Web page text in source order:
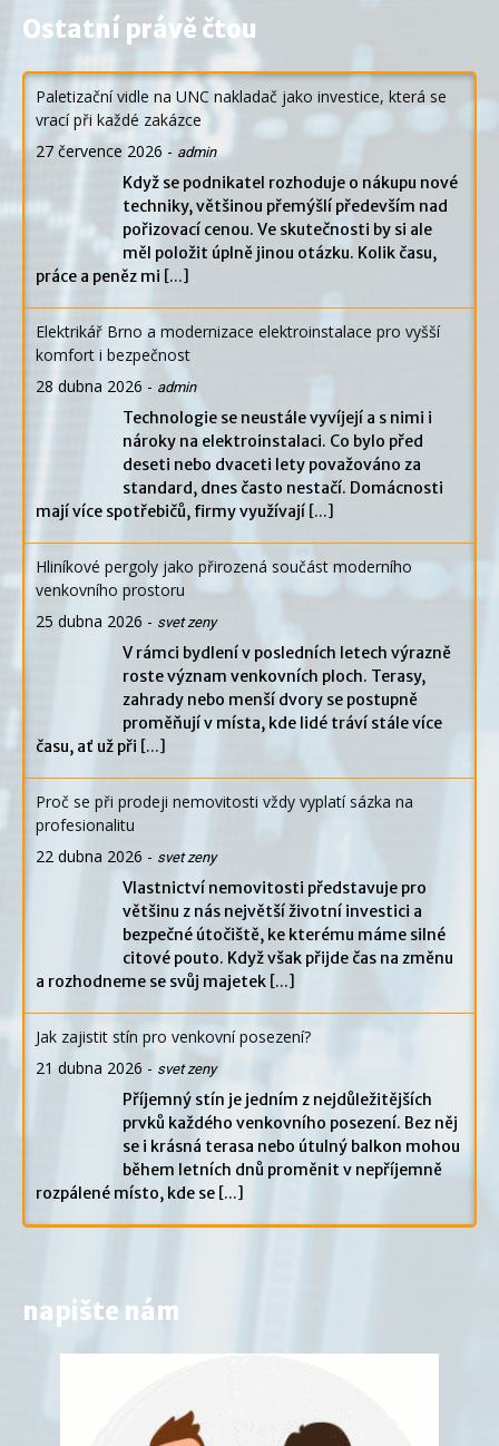
Ostatní právě čtou
Paletizační vidle na UNC nakladač jako investice, která se
vrací při každé zakázce
27 července 2026 - admin
Když se podnikatel rozhoduje o nákupu nové
techniky, většinou přemýšlí především nad
pořizovací cenou. Ve skutečnosti by si ale
měl položit úplně jinou otázku. Kolik času,
práce a peněz mi [...]
Elektrikář Brno a modernizace elektroinstalace pro vyšší
komfort i bezpečnost
28 dubna 2026 - admin
Technologie se neustále vyvíjejí a s nimi i
nároky na elektroinstalaci. Co bylo před
deseti nebo dvaceti lety považováno za
standard, dnes často nestačí. Domácnosti
mají více spotřebičů, firmy využívají [...]
Hliníkové pergoly jako přirozená součást moderního
venkovního prostoru
25 dubna 2026 - svet zeny
V rámci bydlení v posledních letech výrazně
roste význam venkovních ploch. Terasy,
zahrady nebo menší dvory se postupně
proměňují v místa, kde lidé tráví stále více
času, ať už při [...]
Proč se při prodeji nemovitosti vždy vyplatí sázka na
profesionalitu
22 dubna 2026 - svet zeny
Vlastnictví nemovitosti představuje pro
většinu z nás největší životní investici a
bezpečné útočiště, ke kterému máme silné
citové pouto. Když však přijde čas na změnu
a rozhodneme se svůj majetek [...]
Jak zajistit stín pro venkovní posezení?
21 dubna 2026 - svet zeny
Příjemný stín je jedním z nejdůležitějších
prvků každého venkovního posezení. Bez něj
se i krásná terasa nebo útulný balkon mohou
během letních dnů proměnit v nepříjemně
rozpálené místo, kde se [...]
napište nám